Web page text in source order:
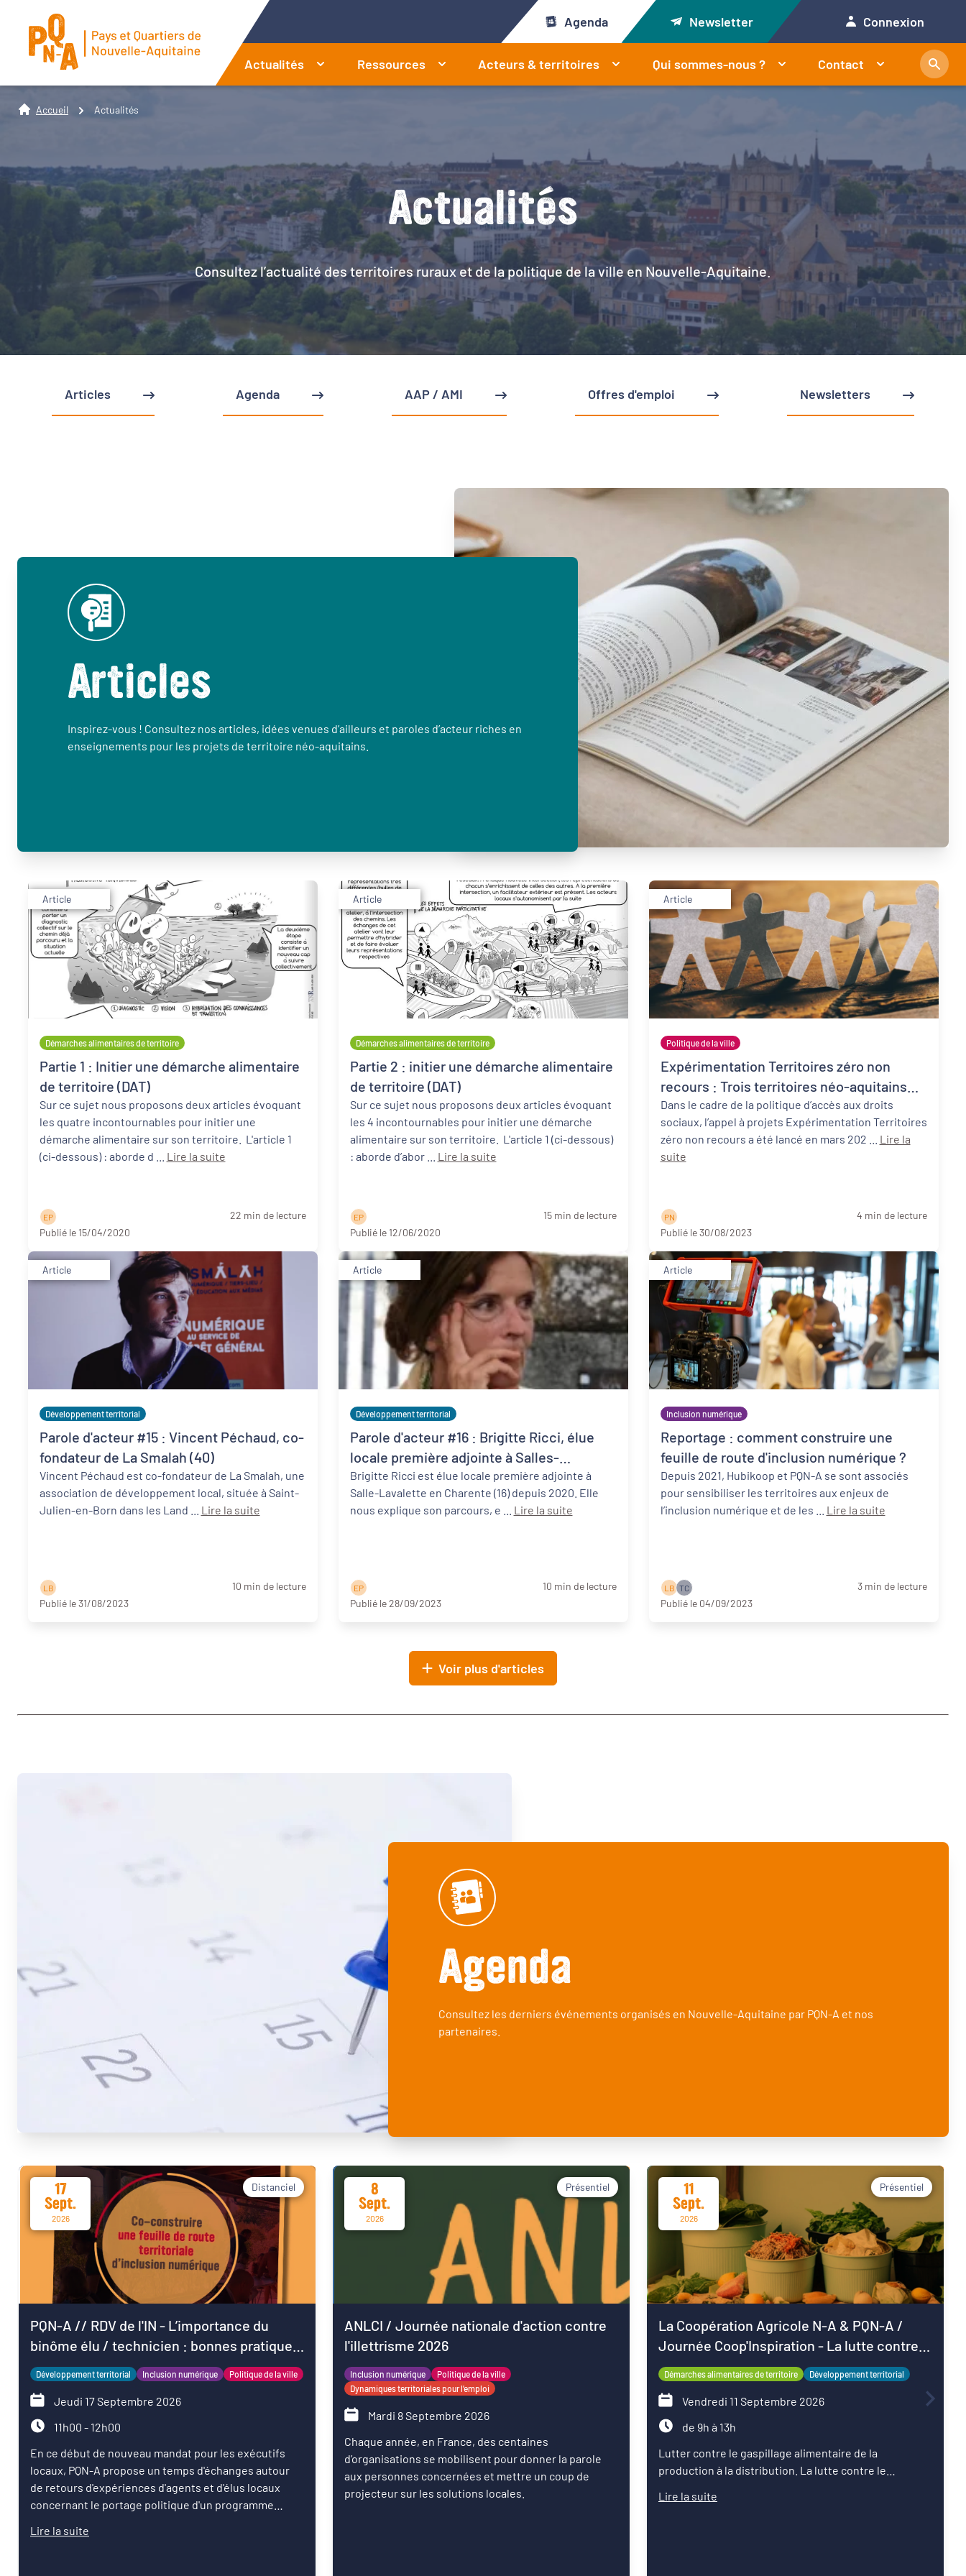
Agenda Newsletter Connexion
Actualités Ressources Acteurs & territoires Qui sommes-nous ? Contact
Accueil Actualités
Actualités
Consultez l’actualité des territoires ruraux et de la politique de la ville en Nouvelle-Aquitaine.
Articles Agenda AAP / AMI Offres d'emploi Newsletters
Articles
Inspirez-vous ! Consultez nos articles, idées venues d’ailleurs et paroles d’acteur riches en
enseignements pour les projets de territoire néo-aquitains.
Article
Démarches alimentaires de territoire
Partie 1 : Initier une démarche alimentaire
de territoire (DAT)
Sur ce sujet nous proposons deux articles évoquant
les quatre incontournables pour initier une
démarche alimentaire sur son territoire. L'article 1
Lire la suite
E P
22 min de lecture
Publié le 15/04/2020
Article
Démarches alimentaires de territoire
Partie 2 : initier une démarche alimentaire
de territoire (DAT)
Sur ce sujet nous proposons deux articles évoquant
les 4 incontournables pour initier une démarche
alimentaire sur son territoire. L'article 1 (ci-dessous)
Lire la suite
E P
15 min de lecture
Publié le 12/06/2020
Article
Politique de la ville
Expérimentation Territoires zéro non
recours : Trois territoires néo-aquitains
participants !
Dans le cadre de la politique d’accès aux droits
sociaux, l’appel à projets Expérimentation Territoires
Lire la
suite
P N
4 min de lecture
Publié le 30/08/2023
Article
Développement territorial
Parole d'acteur #15 : Vincent Péchaud, co-
fondateur de La Smalah (40)
Vincent Péchaud est co-fondateur de La Smalah, une
association de développement local, située à Saint-
Lire la suite
L B
10 min de lecture
Publié le 31/08/2023
Article
Développement territorial
Parole d'acteur #16 : Brigitte Ricci, élue
locale première adjointe à Salles-
Lavalette (16)
Brigitte Ricci est élue locale première adjointe à
Salle-Lavalette en Charente (16) depuis 2020. Elle
Lire la suite
E P
10 min de lecture
Publié le 28/09/2023
Article
Inclusion numérique
Reportage : comment construire une
feuille de route d'inclusion numérique ?
Depuis 2021, Hubikoop et PQN-A se sont associés
pour sensibiliser les territoires aux enjeux de
Lire la suite
L B T C
3 min de lecture
Publié le 04/09/2023
Voir plus d'articles
Agenda
Consultez les derniers événements organisés en Nouvelle-Aquitaine par PQN-A et nos
partenaires.
17
Sept.
2026
Distanciel
PQN-A // RDV de l'IN - L’importance du
binôme élu / technicien : bonnes pratiques
pour démarrer le mandat
Développement territorial Inclusion numérique Politique de la ville
Jeudi 17 Septembre 2026
11h00 - 12h00
En ce début de nouveau mandat pour les exécutifs
locaux, PQN-A propose un temps d'échanges autour
de retours d'expériences d'agents et d'élus locaux
concernant le portage politique d'un programme
Lire la suite
8
Sept.
2026
Présentiel
ANLCI / Journée nationale d'action contre
l'illettrisme 2026
Inclusion numérique
Politique de la ville
Dynamiques territoriales pour l’emploi
Mardi 8 Septembre 2026
Chaque année, en France, des centaines
d’organisations se mobilisent pour donner la parole
aux personnes concernées et mettre un coup de
projecteur sur les solutions locales.
11
Sept.
2026
Présentiel
La Coopération Agricole N-A & PQN-A /
Journée Coop'Inspiration - La lutte contre
le gaspillage alimentaire
Démarches alimentaires de territoire Développement territorial
Vendredi 11 Septembre 2026
de 9h à 13h
Lutter contre le gaspillage alimentaire de la
production à la distribution. La lutte contre le
abordés par les projets alimentaires territoriaux via :
Lire la suite